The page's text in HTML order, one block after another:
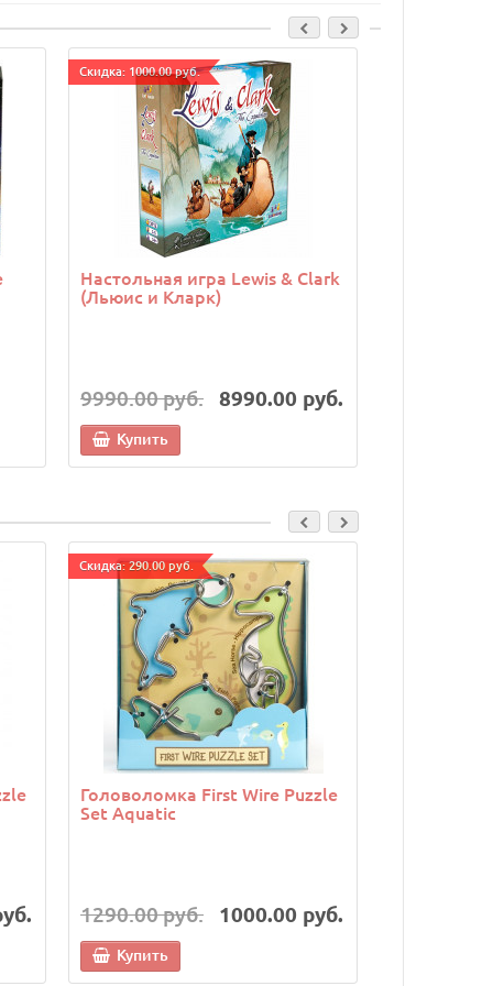
Cкидка: 1000.00 руб.
Настольная игра Lewis & Clark
(Льюис и Кларк)
9990.00 руб. 8990.00 руб.
Купить
Cкидка: 290.00 руб.
Головоломка First Wire Puzzle
Set Aquatic
1290.00 руб. 1000.00 руб.
Купить